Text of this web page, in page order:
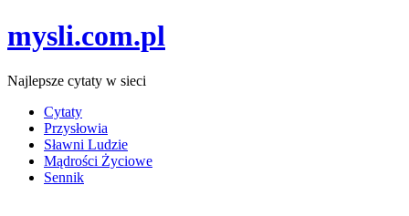
mysli.com.pl
Najlepsze cytaty w sieci
Cytaty
Przysłowia
Sławni Ludzie
Mądrości Życiowe
Sennik